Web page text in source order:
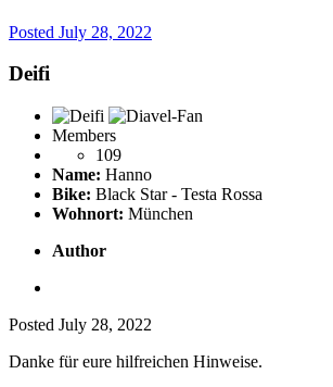
Posted July 28, 2022
Deifi
Members
109
Name: Hanno
Bike: Black Star - Testa Rossa
Wohnort: München
Author
Posted July 28, 2022
Danke für eure hilfreichen Hinweise.